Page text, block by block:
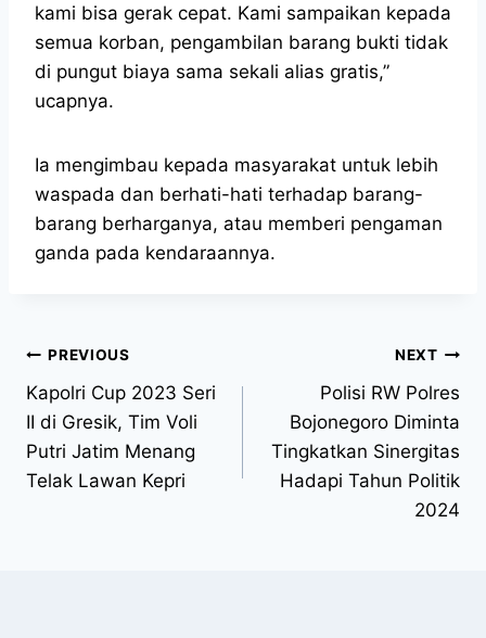
kami bisa gerak cepat. Kami sampaikan kepada
semua korban, pengambilan barang bukti tidak
di pungut biaya sama sekali alias gratis,”
ucapnya.
Ia mengimbau kepada masyarakat untuk lebih
waspada dan berhati-hati terhadap barang-
barang berharganya, atau memberi pengaman
ganda pada kendaraannya.
PREVIOUS
Kapolri Cup 2023 Seri
II di Gresik, Tim Voli
Putri Jatim Menang
Telak Lawan Kepri
NEXT
Polisi RW Polres
Bojonegoro Diminta
Tingkatkan Sinergitas
Hadapi Tahun Politik
2024